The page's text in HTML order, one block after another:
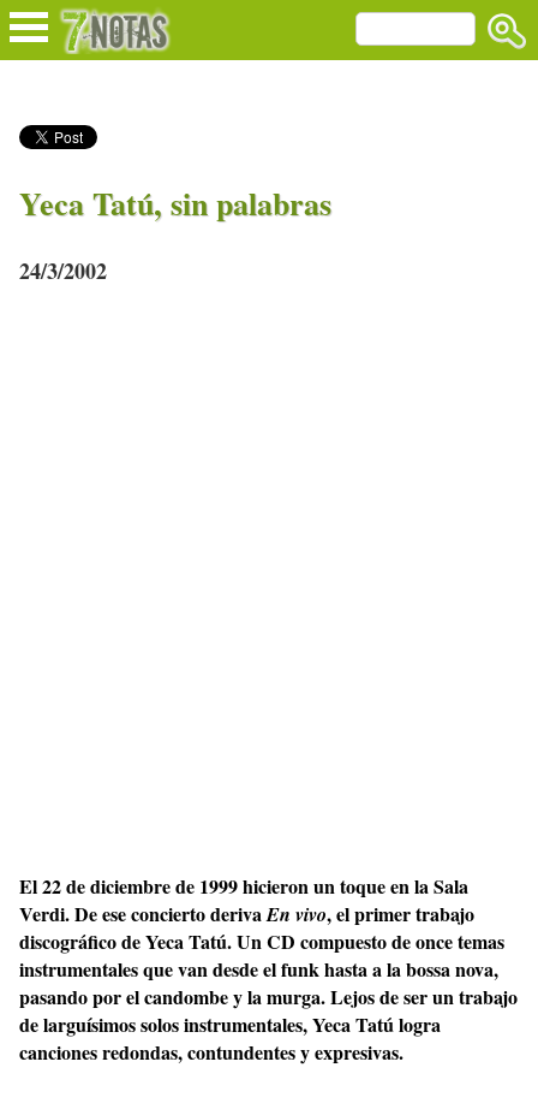
Yeca Tatú, sin palabras
24/3/2002
El 22 de diciembre de 1999 hicieron un toque en la Sala
Verdi. De ese concierto derivaEn vivo, el primer trabajo
discográfico de Yeca Tatú. Un CD compuesto de once temas
instrumentales que van desde el funk hasta a la bossa nova,
pasando por el candombe y la murga. Lejos de ser un trabajo
de larguísimos solos instrumentales, Yeca Tatú logra
canciones redondas, contundentes y expresivas.